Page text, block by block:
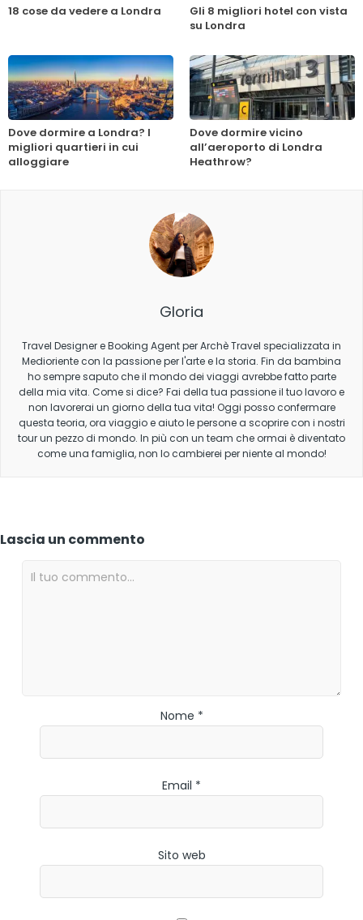
18 cose da vedere a Londra
Gli 8 migliori hotel con vista
su Londra
Dove dormire a Londra? I
migliori quartieri in cui
alloggiare
Dove dormire vicino
all’aeroporto di Londra
Heathrow?
Gloria
Travel Designer e Booking Agent per Archè Travel specializzata in
Medioriente con la passione per l'arte e la storia. Fin da bambina
ho sempre saputo che il mondo dei viaggi avrebbe fatto parte
della mia vita. Come si dice? Fai della tua passione il tuo lavoro e
non lavorerai un giorno della tua vita! Oggi posso confermare
questa teoria, ora viaggio e aiuto le persone a scoprire con i nostri
tour un pezzo di mondo. In più con un team che ormai è diventato
come una famiglia, non lo cambierei per niente al mondo!
Lascia un commento
Nome *
Email *
Sito web